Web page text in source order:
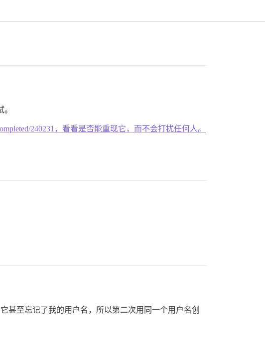
240231，看看是否能重现它，而不会打扰任何人。
甚至忘记了我的用户名，所以第二次用同一个用户名创